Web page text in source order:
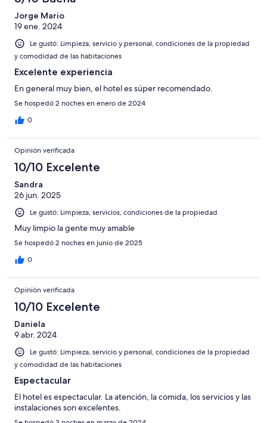
Jorge Mario
19 ene. 2024
Le gustó: Limpieza, servicio y personal, condiciones de la propiedad
y comodidad de las habitaciones
Excelente experiencia
En general muy bien, el hotel es súper recomendado.
Se hospedó 2 noches en enero de 2024
0
Opinión verificada
10/10 Excelente
Sandra
26 jun. 2025
Le gustó: Limpieza, servicios, condiciones de la propiedad
Muy limpio la gente muy amable
Se hospedó 2 noches en junio de 2025
0
Opinión verificada
10/10 Excelente
Daniela
9 abr. 2024
Le gustó: Limpieza, servicio y personal, condiciones de la propiedad
y comodidad de las habitaciones
Espectacular
El hotel es espectacular. La atención, la comida, los servicios y las
instalaciones son excelentes.